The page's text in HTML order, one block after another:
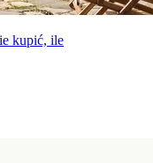
kupić, ile